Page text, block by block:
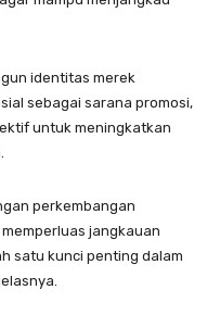
identitas merek
sebagai sarana promosi,
untuk meningkatkan
perkembangan
jangkauan
satu kunci penting dalam